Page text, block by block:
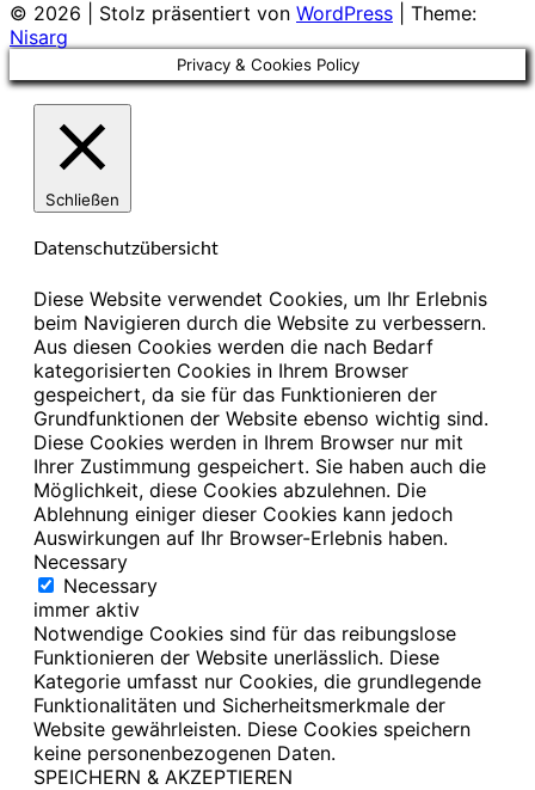
© 2026 Stolz präsentiert von WordPress
Theme:
Nisarg
Privacy & Cookies Policy
Schließen
Datenschutzübersicht
Diese Website verwendet Cookies, um Ihr Erlebnis
beim Navigieren durch die Website zu verbessern.
Aus diesen Cookies werden die nach Bedarf
kategorisierten Cookies in Ihrem Browser
gespeichert, da sie für das Funktionieren der
Grundfunktionen der Website ebenso wichtig sind.
Diese Cookies werden in Ihrem Browser nur mit
Ihrer Zustimmung gespeichert. Sie haben auch die
Möglichkeit, diese Cookies abzulehnen. Die
Ablehnung einiger dieser Cookies kann jedoch
Auswirkungen auf Ihr Browser-Erlebnis haben.
Necessary
Necessary
immer aktiv
Notwendige Cookies sind für das reibungslose
Funktionieren der Website unerlässlich. Diese
Kategorie umfasst nur Cookies, die grundlegende
Funktionalitäten und Sicherheitsmerkmale der
Website gewährleisten. Diese Cookies speichern
keine personenbezogenen Daten.
SPEICHERN & AKZEPTIEREN